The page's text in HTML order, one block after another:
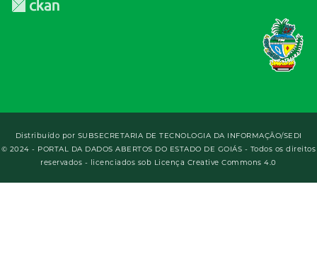
Distribuído por SUBSECRETARIA DE TECNOLOGIA DA INFORMAÇÃO/SEDI
© 2024 - PORTAL DA DADOS ABERTOS DO ESTADO DE GOIÁS - Todos os direitos
reservados - licenciados sob Licença Creative Commons 4.0